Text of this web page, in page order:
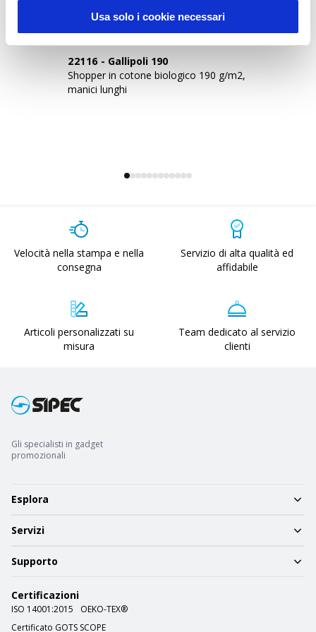
Usa solo i cookie necessari
22116 - Gallipoli 190
Shopper in cotone biologico 190 g/m2,
manici lunghi
Velocità nella stampa e nella
consegna
Servizio di alta qualità ed
affidabile
Articoli personalizzati su
misura
Team dedicato al servizio
clienti
Gli specialisti in gadget
promozionali
Esplora
Servizi
Supporto
Certificazioni
ISO 14001:2015
OEKO-TEX®
Certificato GOTS SCOPE